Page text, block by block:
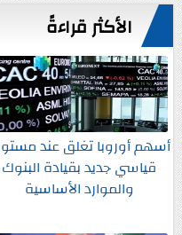
الأكثر قراءةً
أسهم أوروبا تغلق عند
قياسي جديد بقيادة البنوك
والموارد الأساسية